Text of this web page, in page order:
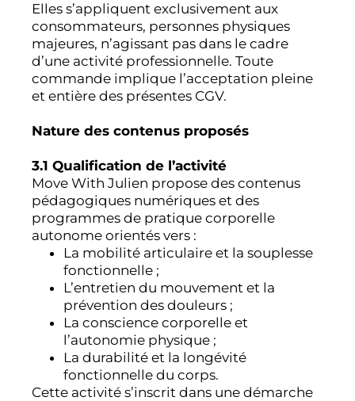
Elles s’appliquent exclusivement aux
consommateurs, personnes physiques
majeures, n’agissant pas dans le cadre
d’une activité professionnelle. Toute
commande implique l’acceptation pleine
et entière des présentes CGV.
Nature des contenus proposés
3.1 Qualification de l’activité
Move With Julien propose des contenus
pédagogiques numériques et des
programmes de pratique corporelle
autonome orientés vers :
La mobilité articulaire et la souplesse
fonctionnelle ;
L’entretien du mouvement et la
prévention des douleurs ;
La conscience corporelle et
l’autonomie physique ;
La durabilité et la longévité
fonctionnelle du corps.
Cette activité s’inscrit dans une démarche